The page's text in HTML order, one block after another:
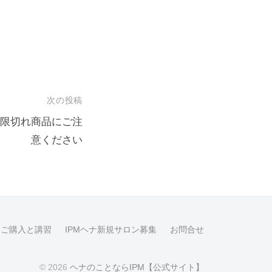
次の投稿
切れ商品にご注
意ください
購入と講習 IPMヘナ新規サロン募集 お問合せ
© 2026 ヘナのことならIPM【公式サイト】